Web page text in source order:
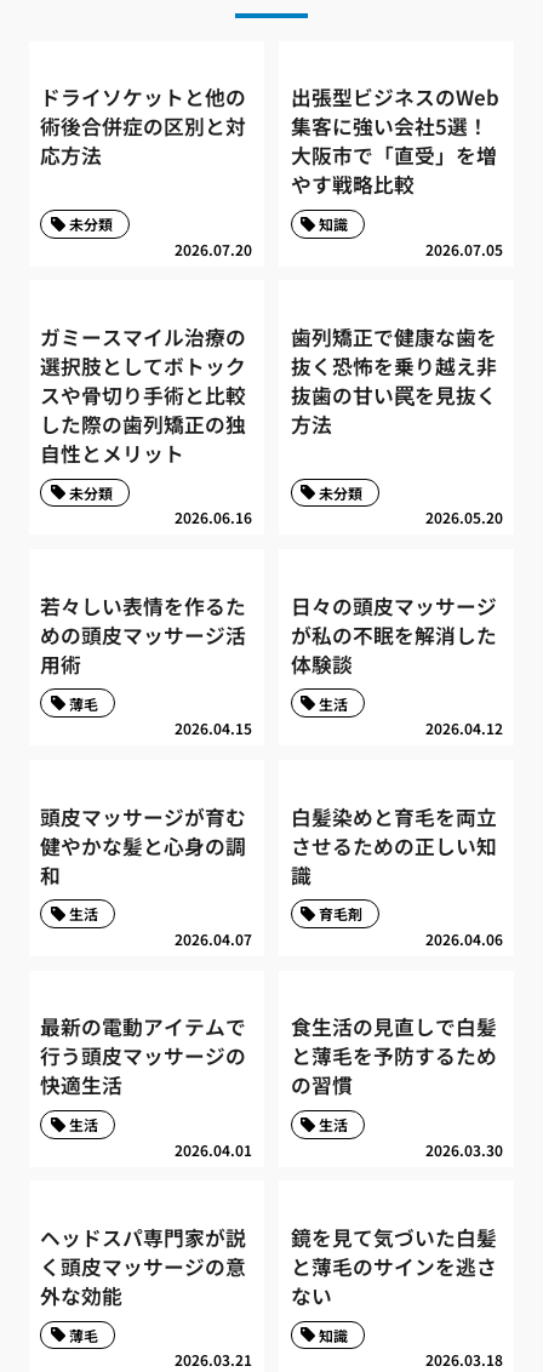
ドライソケットと他の
術後合併症の区別と対
応方法
2026.07.20
未分類
出張型ビジネスのWeb
集客に強い会社5選！
大阪市で「直受」を増
やす戦略比較
2026.07.05
知識
ガミースマイル治療の
選択肢としてボトック
スや骨切り手術と比較
した際の歯列矯正の独
自性とメリット
2026.06.16
未分類
歯列矯正で健康な歯を
抜く恐怖を乗り越え非
抜歯の甘い罠を見抜く
方法
2026.05.20
未分類
若々しい表情を作るた
めの頭皮マッサージ活
用術
2026.04.15
薄毛
日々の頭皮マッサージ
が私の不眠を解消した
体験談
2026.04.12
生活
頭皮マッサージが育む
健やかな髪と心身の調
和
2026.04.07
生活
白髪染めと育毛を両立
させるための正しい知
識
2026.04.06
育毛剤
最新の電動アイテムで
行う頭皮マッサージの
快適生活
2026.04.01
生活
食生活の見直しで白髪
と薄毛を予防するため
の習慣
2026.03.30
生活
ヘッドスパ専門家が説
く頭皮マッサージの意
外な効能
2026.03.21
薄毛
鏡を見て気づいた白髪
と薄毛のサインを逃さ
ない
2026.03.18
知識